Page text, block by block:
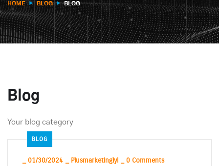
HOME BLOG BLOG
Blog
Your blog category
BLOG
01/30/2024 Plusmarketinglyl 0 Comments